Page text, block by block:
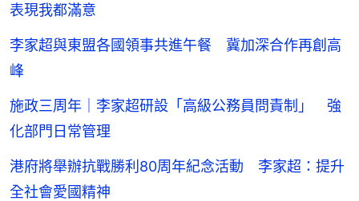
表現我都滿意
李家超與東盟各國領事共進午餐 冀加深合作再創高
峰
施政三周年｜李家超研設「高級公務員問責制」 強
化部門日常管理
港府將舉辦抗戰勝利80周年紀念活動 李家超：提升
全社會愛國精神